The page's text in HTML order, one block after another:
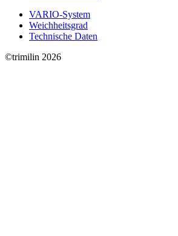
VARIO-System
Weichheitsgrad
Technische Daten
©trimilin 2026